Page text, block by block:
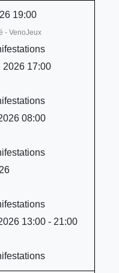
19:00
- VenoJeux
2026 17:00
08:00
13:00 - 21:00